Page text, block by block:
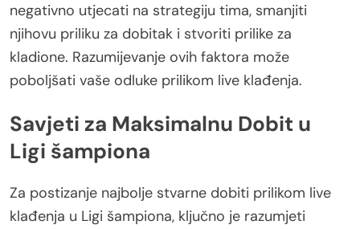
negativno utjecati na strategiju tima, smanjiti
njihovu priliku za dobitak i stvoriti prilike za
kladione. Razumijevanje ovih faktora može
poboljšati vaše odluke prilikom live klađenja.
Savjeti za Maksimalnu Dobit u
Ligi šampiona
Za postizanje najbolje stvarne dobiti prilikom live
klađenja u Ligi šampiona, ključno je razumjeti